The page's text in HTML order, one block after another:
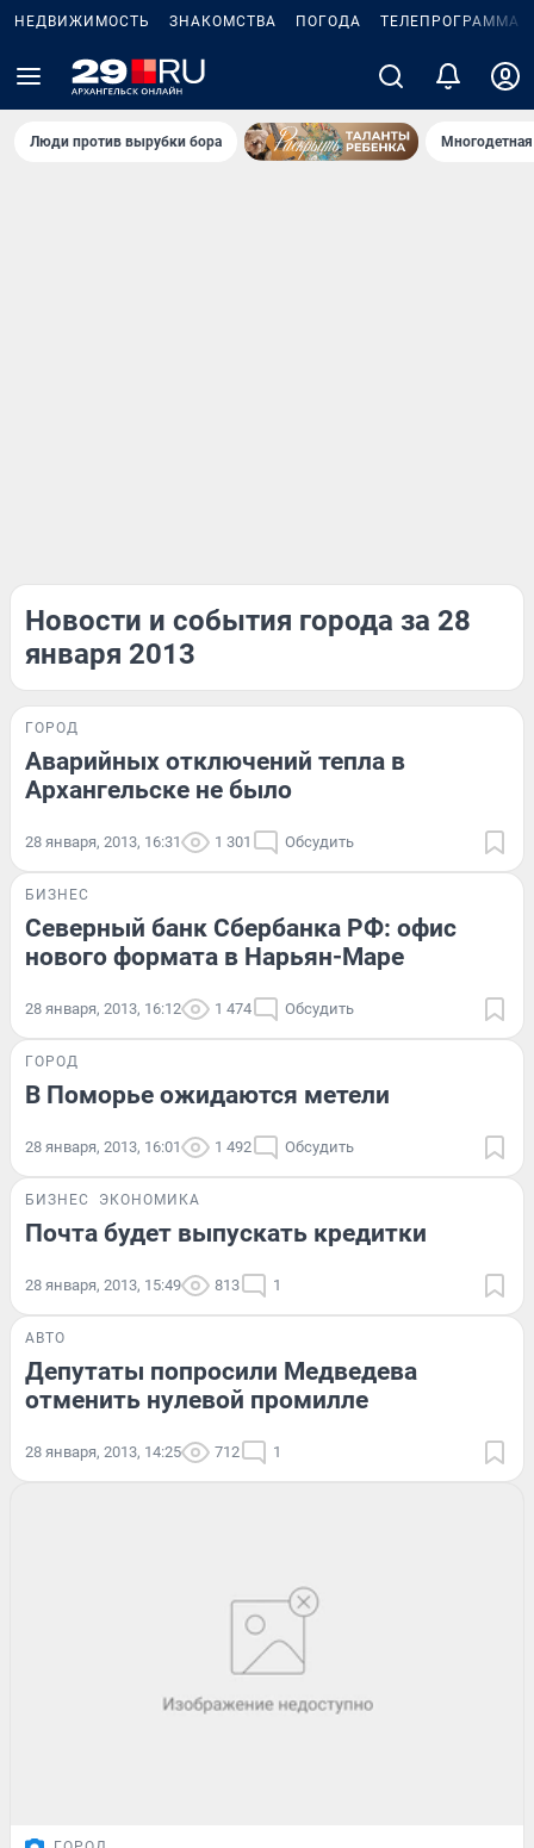
НЕДВИЖИМОСТЬ ЗНАКОМСТВА ПОГОДА ТЕЛЕПРОГРАММА
Люди против вырубки бора
Новости и события города за 28
января 2013
ГОРОД
Аварийных отключений тепла в
Архангельске не было
28 января, 2013, 16:31 1 301 Обсудить
БИЗНЕС
Северный банк Сбербанка РФ: офис
нового формата в Нарьян-Маре
28 января, 2013, 16:12 1 474 Обсудить
ГОРОД
В Поморье ожидаются метели
28 января, 2013, 16:01 1 492 Обсудить
БИЗНЕС ЭКОНОМИКА
Почта будет выпускать кредитки
28 января, 2013, 15:49 813 1
АВТО
Депутаты попросили Медведева
отменить нулевой промилле
28 января, 2013, 14:25 712 1